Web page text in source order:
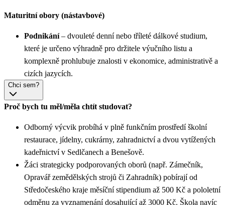
Maturitní obory (nástavbové)
Podnikání– dvouleté denní nebo tříleté dálkové studium,
které je určeno výhradně pro držitele výučního listu a
komplexně prohlubuje znalosti v ekonomice, administrativě a
cizích jazycích.
Chci sem?
Proč bych tu měl/měla chtít studovat?
Odborný výcvik probíhá v plně funkčním prostředí školní
restaurace, jídelny, cukrárny, zahradnictví a dvou vytížených
kadeřnictví v Sedlčanech a Benešově.
Žáci strategicky podporovaných oborů (např. Zámečník,
Opravář zemědělských strojů či Zahradník) pobírají od
Středočeského kraje měsíční stipendium až 500 Kč a pololetní
odměnu za vyznamenání dosahující až 3000 Kč. Škola navíc